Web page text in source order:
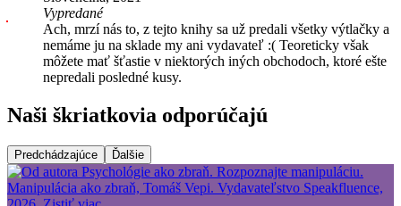
Vypredané
Ach, mrzí nás to, z tejto knihy sa už predali všetky výtlačky a
nemáme ju na sklade my ani vydavateľ :( Teoreticky však
môžete mať šťastie v niektorých iných obchodoch, ktoré ešte
nepredali posledné kusy.
Naši škriatkovia odporúčajú
Predchádzajúce Ďalšie